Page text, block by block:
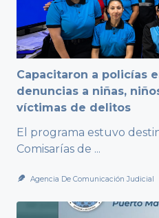
Capacitaron a policías
denuncias a niñas,
víctimas de delitos
El programa estuvo
Comisarías de ...
Agencia De Comunicación Judicial